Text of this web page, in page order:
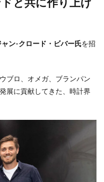
ャン-クロード・ビバー氏を招
ブロ、オメガ、ブランパン
展に貢献してきた、時計界